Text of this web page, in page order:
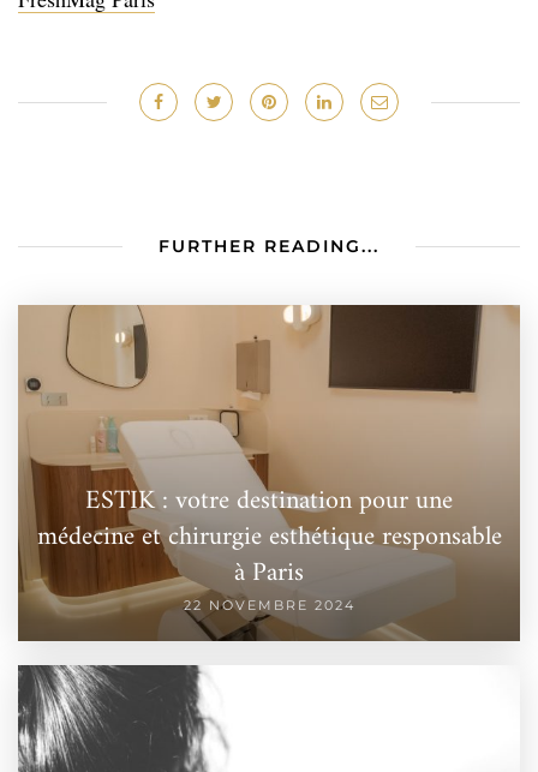
FURTHER READING...
ESTIK : votre destination pour une
médecine et chirurgie esthétique responsable
à Paris
22 NOVEMBRE 2024